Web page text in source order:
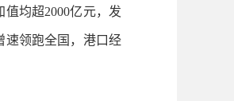
均超2000亿元，发
速领跑全国，港口经